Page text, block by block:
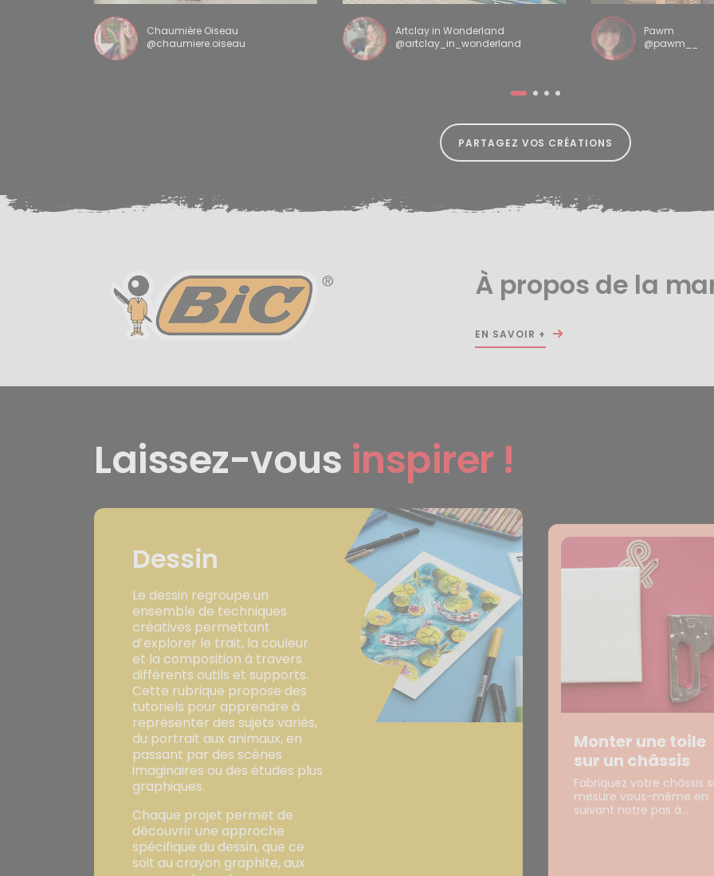
Chaumière Oiseau
@chaumiere.oiseau
Artclay in Wonderland
@artclay_in_wonderland
Pawm
@pawm__
PARTAGEZ VOS CRÉATIONS
À propos de la
EN SAVOIR +
Laissez-vous inspirer !
Dessin
Le dessin regroupe un
ensemble de techniques
créatives permettant
d’explorer le trait, la couleur
et la composition à travers
différents outils et supports.
Cette rubrique propose des
tutoriels pour apprendre à
représenter des sujets variés,
du portrait aux animaux, en
passant par des scènes
imaginaires ou des études plus
graphiques.
Chaque projet permet de
découvrir une approche
spécifique du dessin, que ce
soit au crayon graphite, aux
Monter une toile
sur un châssis
Fabriquez votre châssis
mesure vous-même en
suivant notre pas à...